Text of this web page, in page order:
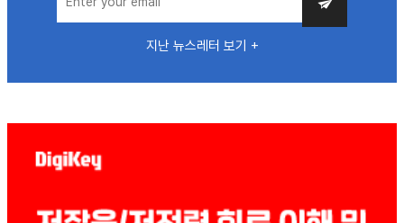
지난 뉴스레터 보기 +